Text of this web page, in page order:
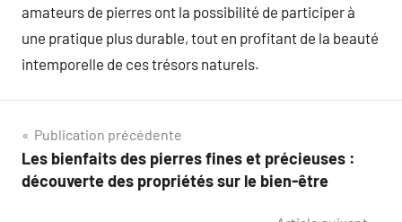
amateurs de pierres ont la possibilité de participer à
une pratique plus durable, tout en profitant de la beauté
intemporelle de ces trésors naturels.
Navigation
de
Publication précédente
Les bienfaits des pierres fines et précieuses :
découverte des propriétés sur le bien-être